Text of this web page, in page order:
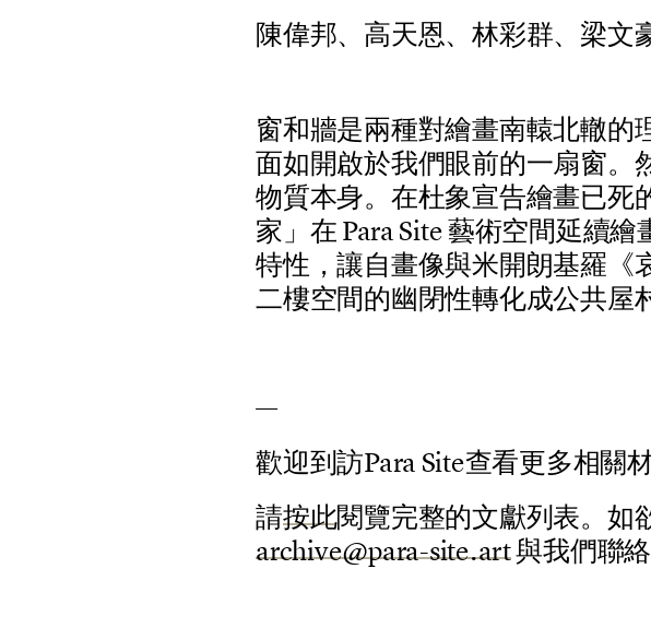
陳偉邦、高天恩、林彩群、梁文
窗和牆是兩種對繪畫南轅北轍的
面如開啟於我們眼前的一扇窗。
物質本身。 在杜象宣告繪畫已死
家 」 在ParaSite藝術空間延續繪
特性 ，讓自畫像與米開朗基羅 《
二樓空間的幽閉性轉化成公共屋
—
歡迎到訪Para Site查看更多相關
請按此閱覽完整的文獻列表。 如
archive@para-site.art與我們聯絡